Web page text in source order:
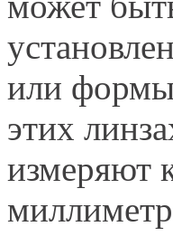
или
этих
измеряют